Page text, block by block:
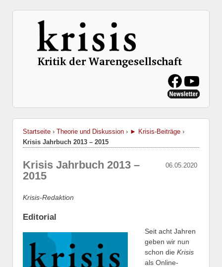
Startseite › Theorie und Diskussion › ► Krisis-Beiträge ›
Krisis Jahrbuch 2013 – 2015
06.05.2020
Krisis Jahrbuch 2013 –
2015
Krisis-Redaktion
Editorial
Seit acht Jahren
geben wir nun
schon die Krisis
als Online-